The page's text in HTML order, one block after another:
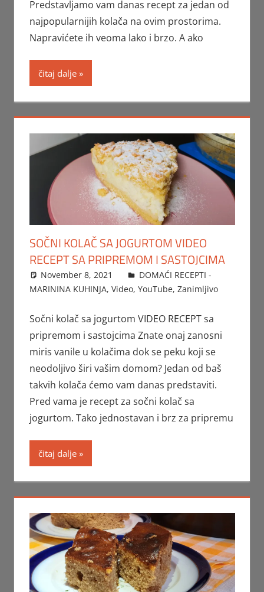
Predstavljamo vam danas recept za jedan od
najpopularnijih kolača na ovim prostorima.
Napravićete ih veoma lako i brzo. A ako
čitaj dalje
SOČNI KOLAČ SA JOGURTOM VIDEO
RECEPT SA PRIPREMOM I SASTOJCIMA
November 8, 2021 FTorgAdmin
DOMAĆI RECEPTI -
MARININA KUHINJA, Video, YouTube, Zanimljivo
Sočni kolač sa jogurtom VIDEO RECEPT sa
pripremom i sastojcima Znate onaj zanosni
miris vanile u kolačima dok se peku koji se
neodoljivo širi vašim domom? Jedan od baš
takvih kolača ćemo vam danas predstaviti.
Pred vama je recept za sočni kolač sa
jogurtom. Tako jednostavan i brz za pripremu
čitaj dalje